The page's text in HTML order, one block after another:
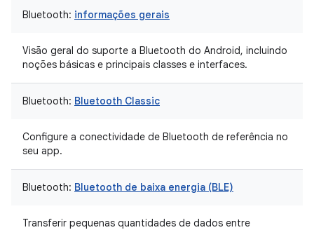
Bluetooth: informações gerais
Visão geral do suporte a Bluetooth do Android, incluindo
noções básicas e principais classes e interfaces.
Bluetooth: Bluetooth Classic
Configure a conectividade de Bluetooth de referência no
seu app.
Bluetooth: Bluetooth de baixa energia (BLE)
Transferir pequenas quantidades de dados entre